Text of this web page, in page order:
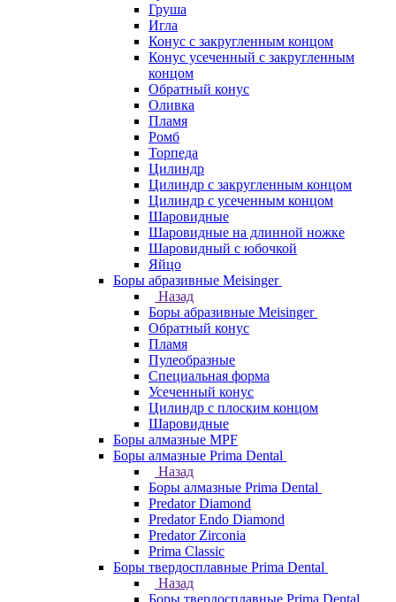
Груша
Игла
Конус c закругленным концом
Конус усеченный c закругленным
концом
Обратный конус
Оливка
Пламя
Ромб
Торпеда
Цилиндр
Цилиндр с закругленным концом
Цилиндр с усеченным концом
Шаровидные
Шаровидные на длинной ножке
Шаровидный с юбочкой
Яйцо
Боры абразивные Meisinger
Назад
Боры абразивные Meisinger
Обратный конус
Пламя
Пулеобразные
Специальная форма
Усеченный конус
Цилиндр с плоским концом
Шаровидные
Боры алмазные MPF
Боры алмазные Prima Dental
Назад
Боры алмазные Prima Dental
Predator Diamond
Predator Endo Diamond
Predator Zirconia
Prima Classic
Боры твердосплавные Prima Dental
Назад
Боры твердосплавные Prima Dental